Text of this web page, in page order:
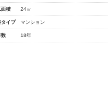
面積 24㎡
タイプ マンション
数 18年